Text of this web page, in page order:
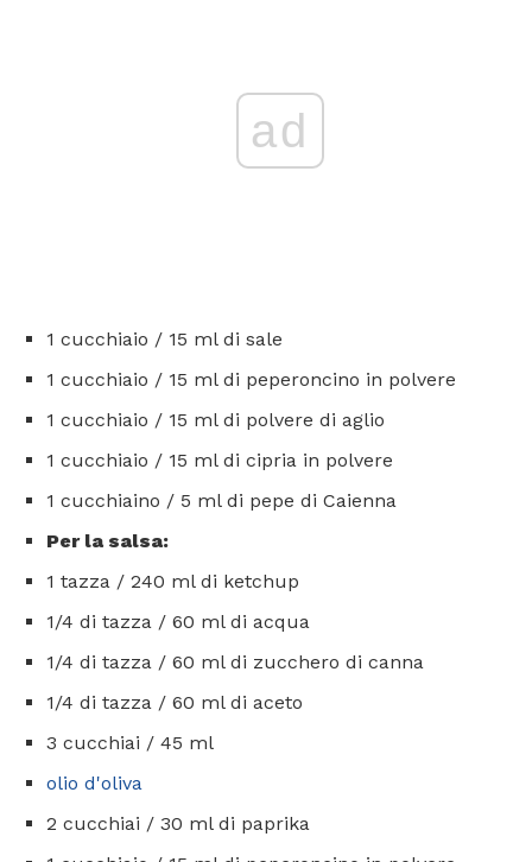
ad
1 cucchiaio / 15 ml di sale
1 cucchiaio / 15 ml di peperoncino in polvere
1 cucchiaio / 15 ml di polvere di aglio
1 cucchiaio / 15 ml di cipria in polvere
1 cucchiaino / 5 ml di pepe di Caienna
Per la salsa:
1 tazza / 240 ml di ketchup
1/4 di tazza / 60 ml di acqua
1/4 di tazza / 60 ml di zucchero di canna
1/4 di tazza / 60 ml di aceto
3 cucchiai / 45 ml
olio d'oliva
2 cucchiai / 30 ml di paprika